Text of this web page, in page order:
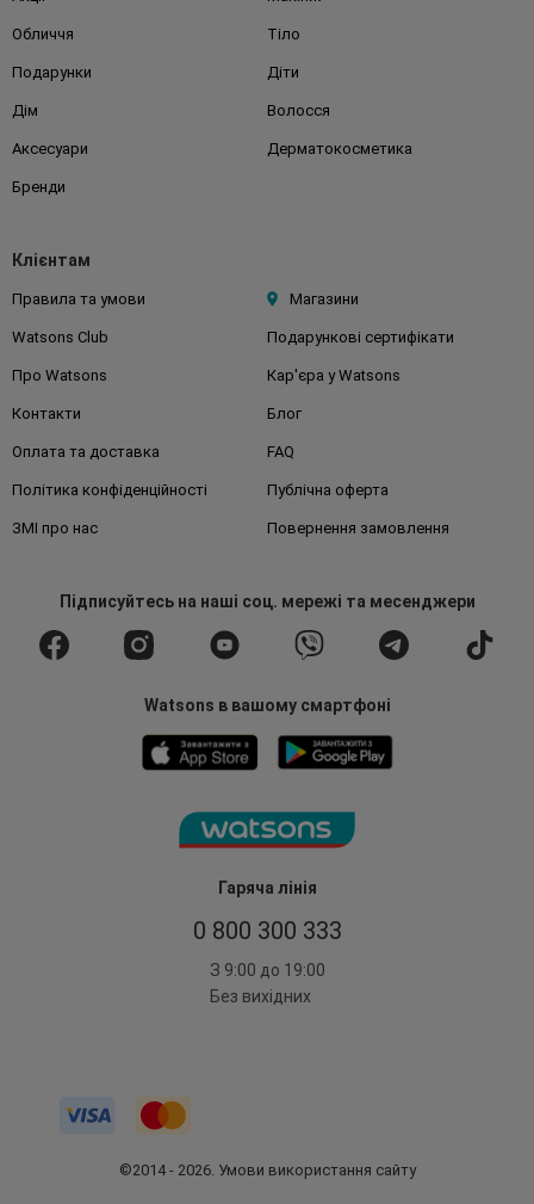
Гаряча лінія
0 800 300 333
З 9:00 до 19:00
Без вихідних
Обличчя Тіло
Подарунки Діти
Дім Волосся
Аксесуари Дерматокосметика
Бренди
Клієнтам
Правила та умови Магазини
Watsons Club Подарункові сертифікати
Про Watsons Кар'єра у Watsons
Контакти Блог
Оплата та доставка FAQ
Політика конфіденційності Публічна оферта
ЗМІ про нас Повернення замовлення
Підписуйтесьна наші соц. мережі та месенджери
Watsons в вашому смартфоні
©2014 - 2026. Умови використання сайту